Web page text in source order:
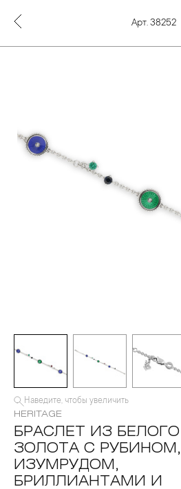
Арт. 38252
Наведите, чтобы увеличить
HERITAGE
БРАСЛЕТ ИЗ БЕЛОГО
ЗОЛОТА С РУБИНОМ,
ИЗУМРУДОМ,
БРИЛЛИАНТАМИ И